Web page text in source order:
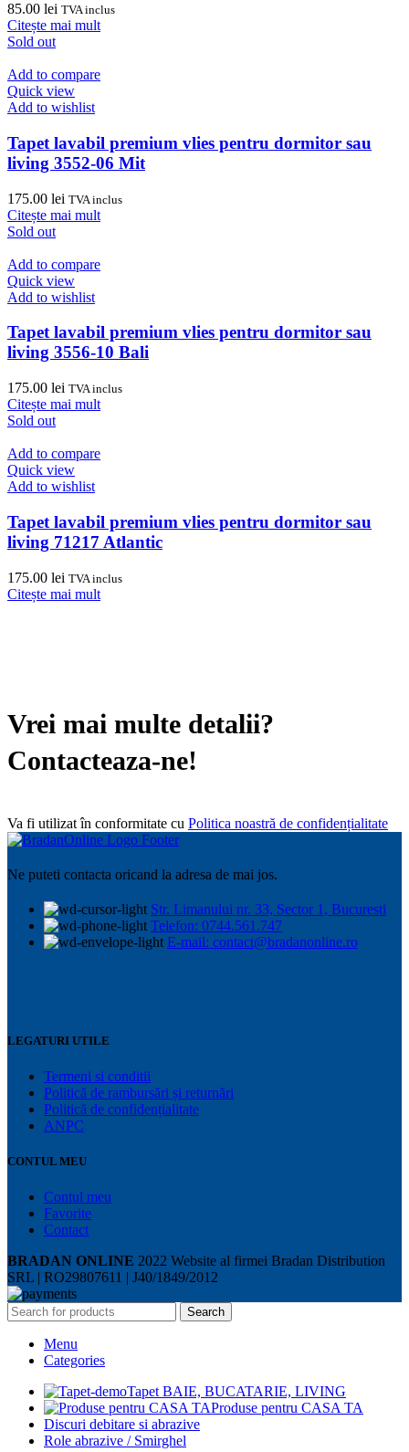
85.00 lei TVA inclus
Citește mai mult
Sold out
Add to compare
Quick view
Add to wishlist
Tapet lavabil premium vlies pentru dormitor sau
living 3552-06 Mit
175.00 lei TVA inclus
Citește mai mult
Sold out
Add to compare
Quick view
Add to wishlist
Tapet lavabil premium vlies pentru dormitor sau
living 3556-10 Bali
175.00 lei TVA inclus
Citește mai mult
Sold out
Add to compare
Quick view
Add to wishlist
Tapet lavabil premium vlies pentru dormitor sau
living 71217 Atlantic
175.00 lei TVA inclus
Citește mai mult
Vrei mai multe detalii?
Contacteaza-ne!
Va fi utilizat în conformitate cu Politica noastră de confidențialitate
Ne puteti contacta oricand la adresa de mai jos.
Str. Limanului nr. 33, Sector 1, Bucuresti
Telefon: 0744.561.747
E-mail: contact@bradanonline.ro
LEGATURI UTILE
Termeni si conditii
Politică de rambursări și returnări
Politică de confidențialitate
ANPC
CONTUL MEU
Contul meu
Favorite
Contact
BRADAN ONLINE 2022 Website al firmei Bradan Distribution
SRL | RO29807611 | J40/1849/2012
Search
Menu
Categories
Tapet BAIE, BUCATARIE, LIVING
Produse pentru CASA TA
Discuri debitare si abrazive
Role abrazive / Smirghel